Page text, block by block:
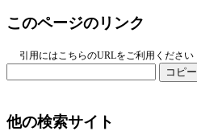
このページのリンク
引用にはこちらのURLをご利用ください
コピー
他の検索サイト